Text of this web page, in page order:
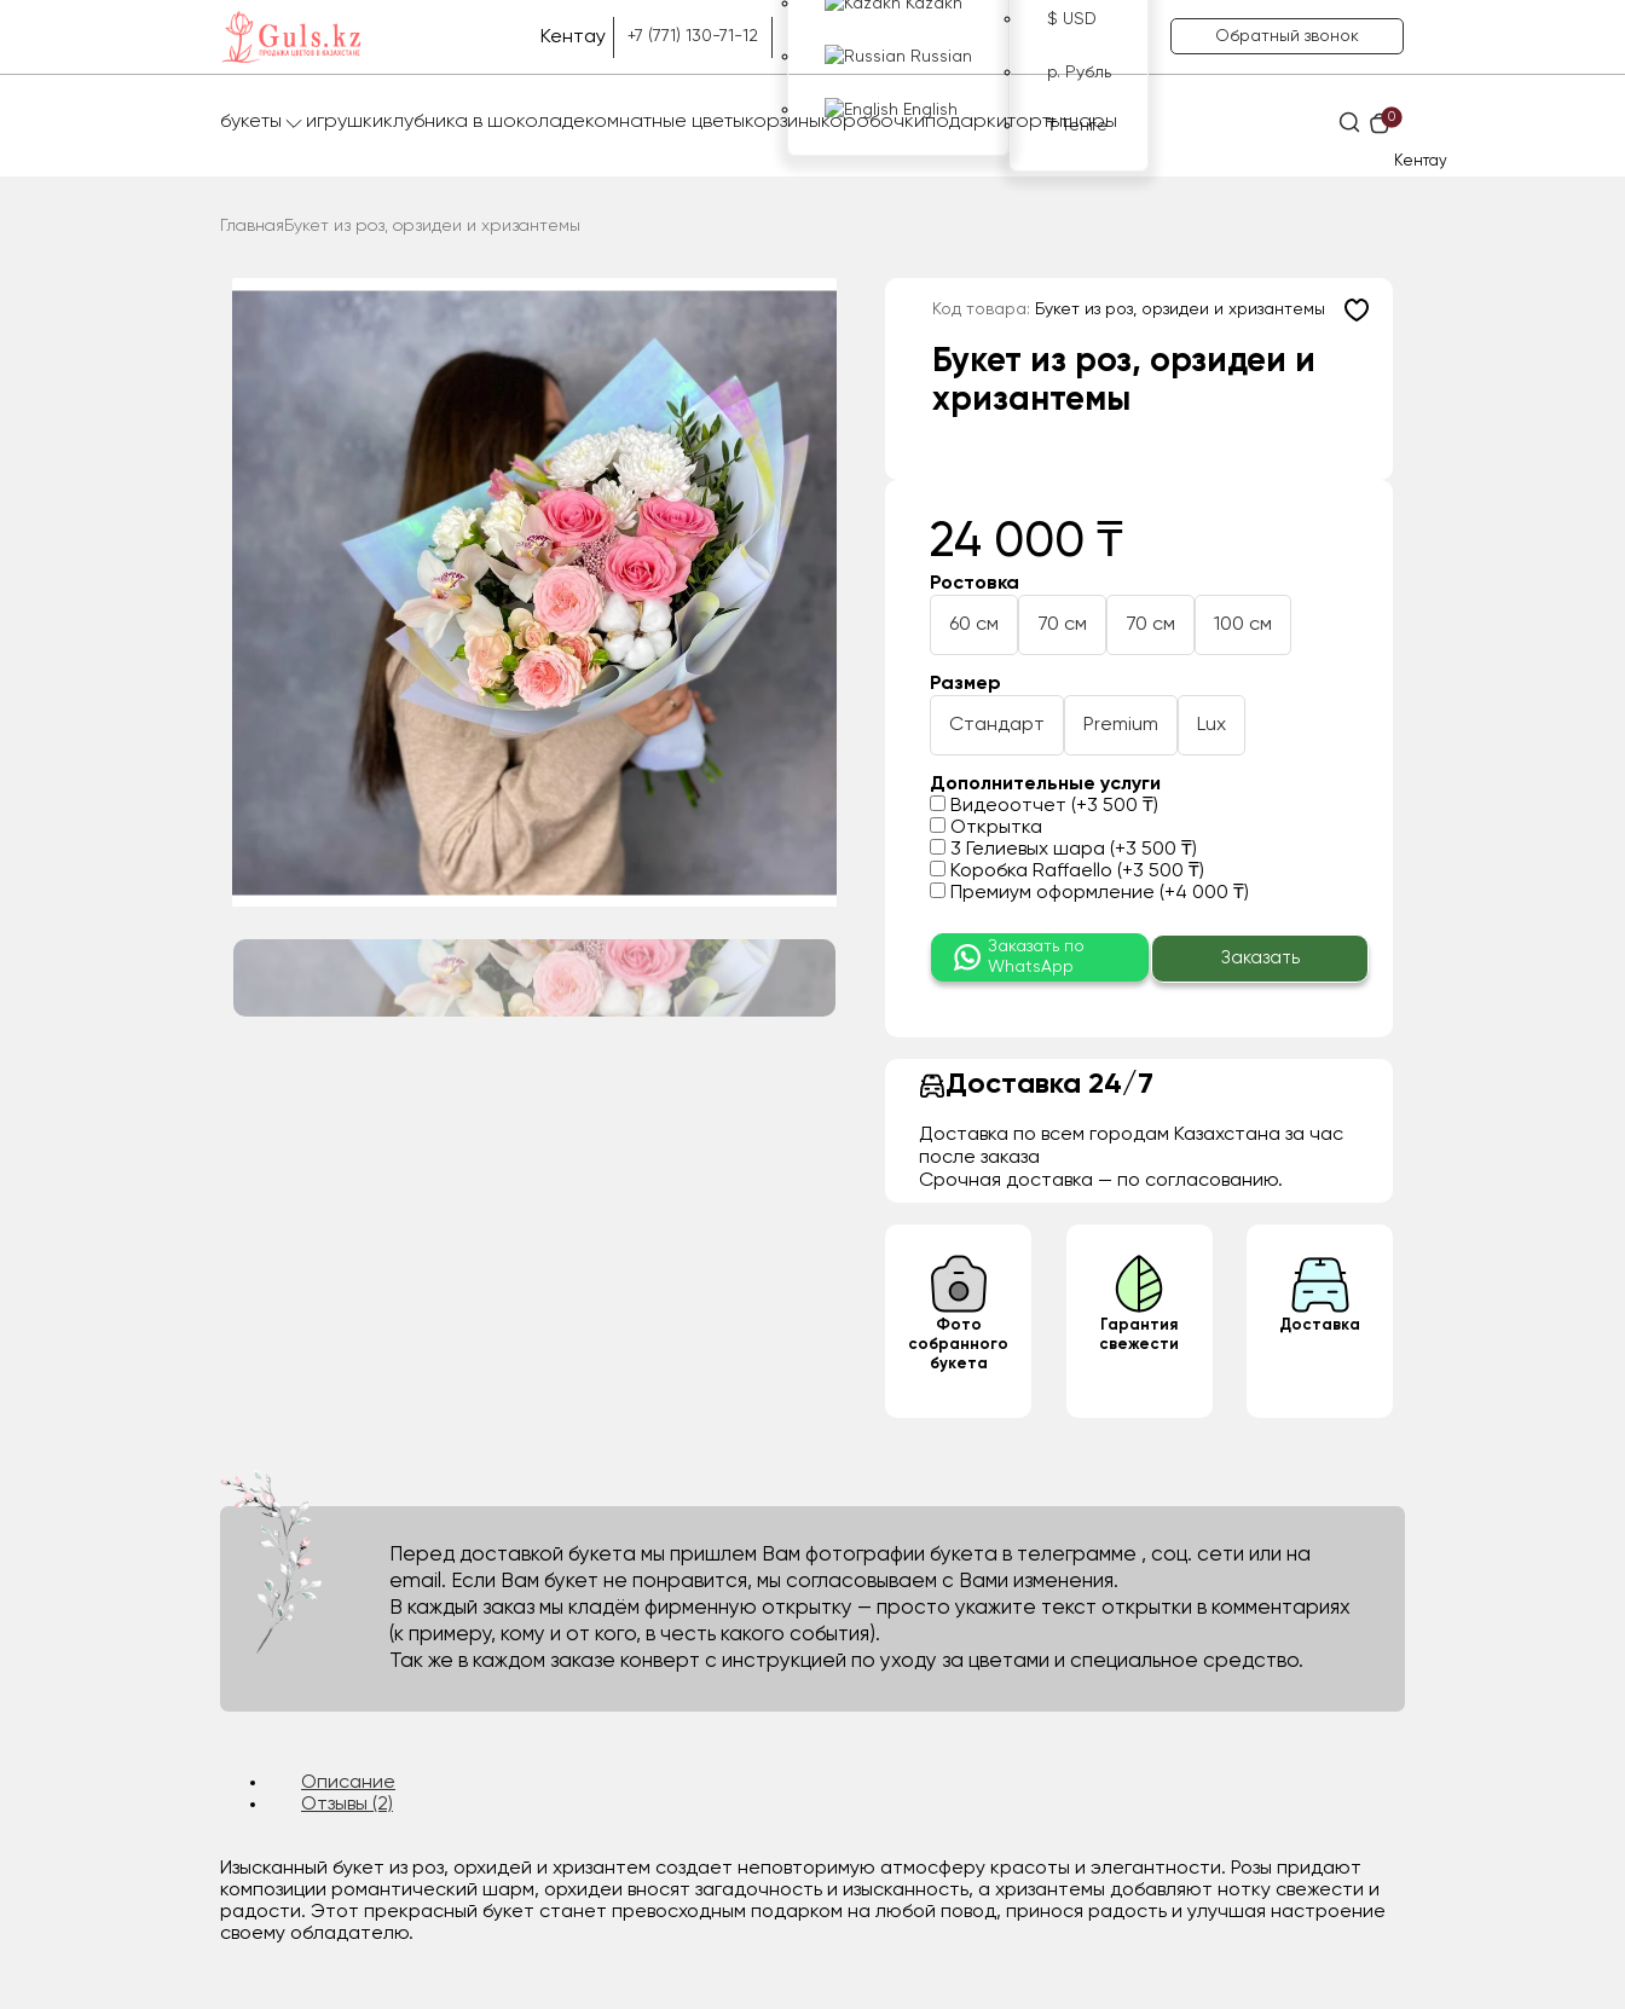
Кентау +7 (771) 130-71-12
Kazakh
Russian
English
$ USD
р. Рубль
₸ Тенге
Обратный звонок
букеты игрушкиклубника в шоколадекомнатные цветыкорзиныкоробочкиподаркитортышары 0
Кентау
Главная Букет из роз, орзидеи и хризантемы
Код товара: Букет из роз, орзидеи и хризантемы
Букет из роз, орзидеи и
хризантемы
24 000 ₸
Ростовка
60 см 70 см 70 см 100 см
Размер
Стандарт Premium Lux
Дополнительные услуги
Видеоотчет (+3 500 ₸)
Открытка
3 Гелиевых шара (+3 500 ₸)
Коробка Raffaello (+3 500 ₸)
Премиум оформление (+4 000 ₸)
Заказать по
WhatsApp
Заказать
Доставка 24/7
Доставка по всем городам Казахстана за час
после заказа
Срочная доставка — по согласованию.
Фото
собранного
букета
Гарантия
свежести
Доставка
Перед доставкой букета мы пришлем Вам фотографии букета в телеграмме , соц. сети или на
email. Если Вам букет не понравится, мы согласовываем с Вами изменения.
В каждый заказ мы кладём фирменную открытку — просто укажите текст открытки в комментариях
(к примеру, кому и от кого, в честь какого события).
Так же в каждом заказе конверт с инструкцией по уходу за цветами и специальное средство.
Описание
Отзывы (2)
Изысканный букет из роз, орхидей и хризантем создает неповторимую атмосферу красоты и элегантности. Розы придают
композиции романтический шарм, орхидеи вносят загадочность и изысканность, а хризантемы добавляют нотку свежести и
радости. Этот прекрасный букет станет превосходным подарком на любой повод, принося радость и улучшая настроение
своему обладателю.